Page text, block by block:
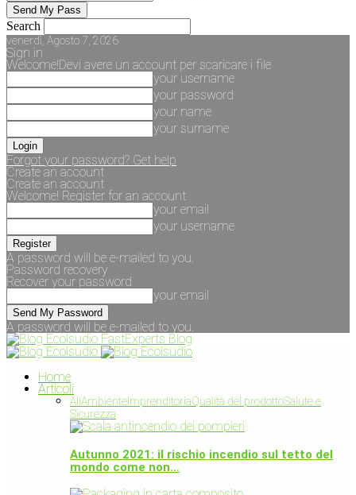
Search
venerdì, Agosto 7, 2026
Sign in
Welcome!Devi avere un account per scaricare i file
your username
your password
your name
your surname
Forgot your password? Get help
Create an account
Create an account
Welcome! Register for an account
your email
your username
A password will be e-mailed to you.
Password recovery
Recover your password
your email
A password will be e-mailed to you.
FastExperts Blog
Home
Articoli
All Ambiente ImprenditoriaQualità del prodottoSalute e
Sicurezza
Autunno 2021: il rischio incendio sul tetto del
mondo come non…